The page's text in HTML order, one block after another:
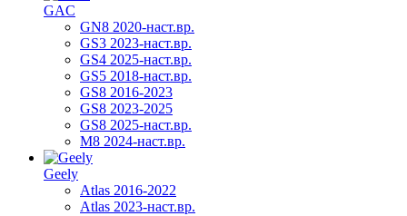
GAC
GN8 2020-наст.вр.
GS3 2023-наст.вр.
GS4 2025-наст.вр.
GS5 2018-наст.вр.
GS8 2016-2023
GS8 2023-2025
GS8 2025-наст.вр.
M8 2024-наст.вр.
Geely
Atlas 2016-2022
Atlas 2023-наст.вр.